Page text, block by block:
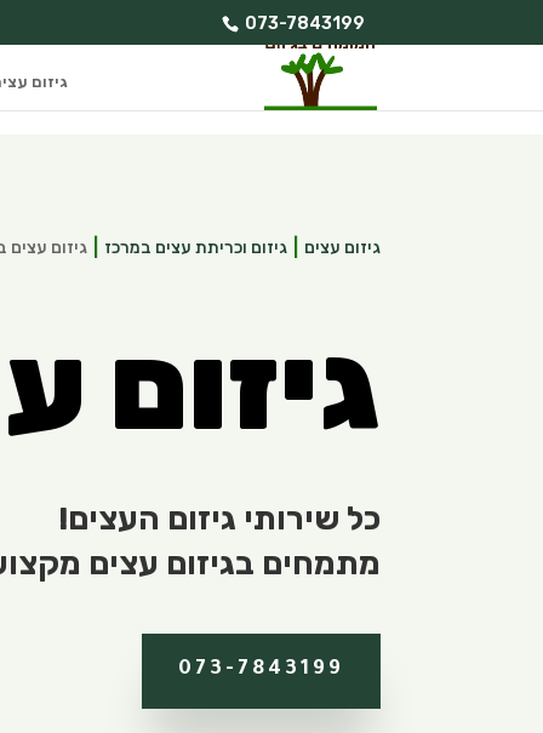
073-7843199
גיזום
גיזום עצים גיזום וכריתת עצים במרכז גיזום עצים
גיזום
כל שירותי גיזום העצים!
מתמחים בגיזום עצים
073-7843199